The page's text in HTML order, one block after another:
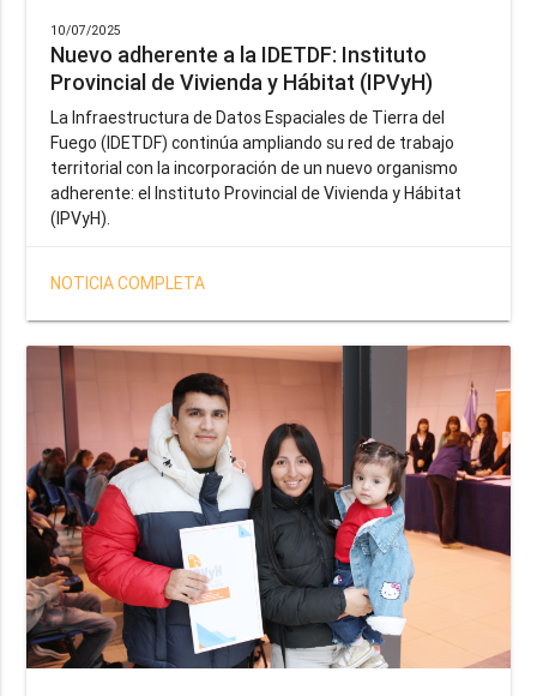
10/07/2025
Nuevo adherente a la IDETDF: Instituto
Provincial de Vivienda y Hábitat (IPVyH)
La Infraestructura de Datos Espaciales de Tierra del
Fuego (IDETDF) continúa ampliando su red de trabajo
territorial con la incorporación de un nuevo organismo
adherente: el Instituto Provincial de Vivienda y Hábitat
(IPVyH).
NOTICIA COMPLETA